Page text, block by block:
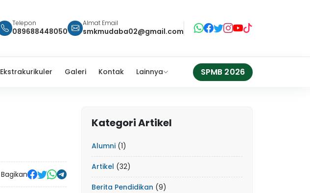
Telepon
089688448050
Almat Email
smkmudaba02@gmail.com
Ekstrakurikuler Galeri Kontak Lainnya SPMB 2026
Bagikan
Kategori Artikel
Alumni (1)
Artikel (32)
Berita Pendidikan (9)